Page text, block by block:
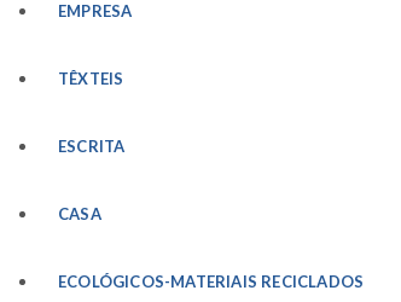
EMPRESA
TÊXTEIS
ESCRITA
CASA
ECOLÓGICOS-MATERIAIS RECICLADOS